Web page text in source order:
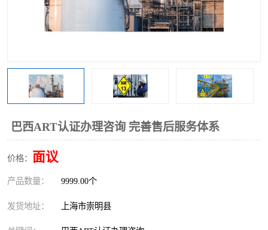
巴西ART认证办理咨询 完善售后服务体系
价格： 面议
产品数量： 9999.00个
发货地址： 上海市崇明县